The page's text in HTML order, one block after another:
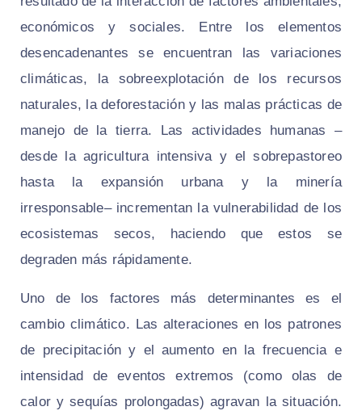
económicos y sociales. Entre los elementos
desencadenantes se encuentran las variaciones
climáticas, la sobreexplotación de los recursos
naturales, la deforestación y las malas prácticas de
manejo de la tierra. Las actividades humanas –
desde la agricultura intensiva y el sobrepastoreo
hasta la expansión urbana y la minería
irresponsable– incrementan la vulnerabilidad de los
ecosistemas secos, haciendo que estos se
degraden más rápidamente.
Uno de los factores más determinantes es el
cambio climático. Las alteraciones en los patrones
de precipitación y el aumento en la frecuencia e
intensidad de eventos extremos (como olas de
calor y sequías prolongadas) agravan la situación.